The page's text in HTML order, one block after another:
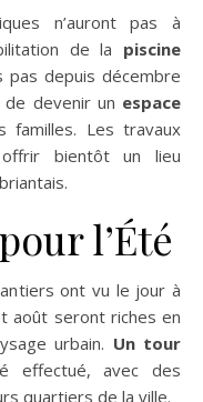
n’auront pas à
de la piscine
pas depuis décembre
devenir un espace
familles. Les travaux
bientôt un lieu
l’Été
ont vu le jour à
août seront riches en
urbain. Un tour
effectué, avec des
quartiers de la ville.